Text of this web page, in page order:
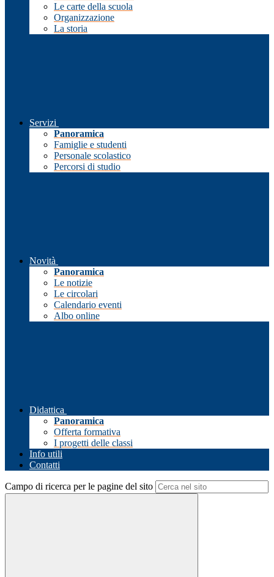
Le carte della scuola
Organizzazione
La storia
Servizi
Panoramica
Famiglie e studenti
Personale scolastico
Percorsi di studio
Novità
Panoramica
Le notizie
Le circolari
Calendario eventi
Albo online
Didattica
Panoramica
Offerta formativa
I progetti delle classi
Info utili
Contatti
Campo di ricerca per le pagine del sito